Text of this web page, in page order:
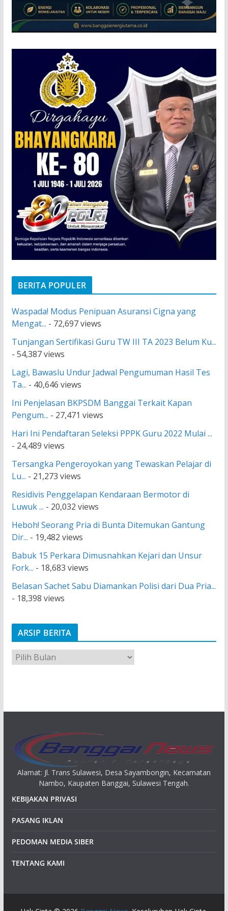
BERITA POPULER
Waspada! Modus Penipuan Asuransi Cigna yang
Mengat... - 72,697 views
Tunjangan Sertifikasi Guru TW III TA 2023 Belum Ku...
- 54,387 views
Lagi, Bawaslu Undur Jadwal Pengumuman Hasil Tes
Ta... - 40,646 views
Ini Penjelasan BKPSDM Banggai Terkait Kapan
Pengum... - 27,471 views
Hari Ini Pendaftaran Seleksi PPPK Guru 2022 Mulai ...
- 24,489 views
Tersangka Pengeroyokan yang Tewaskan Pelajar di
Lu... - 21,273 views
Residivis Penggelapan Kendaraan Bermotor di
Luwuk ... - 20,032 views
Heboh! Seorang Pria di Bunta Ditemukan Gantung
Dir... - 19,482 views
Babuk 15 Perkara Dimusnahkan Kejari dan Unsur
Fork... - 18,683 views
Belasan Sachet Sabu Diamankan Polisi dari Dua Pria...
- 18,398 views
ARSIP BERITA
A
r
Alamat: Jl. Trans Sulawesi, Desa Sayambongin, Kecamatan
Nambo, Kaupaten Banggai, Sulawesi Tengah.
KEBIJAKAN PRIVASI
PASANG IKLAN
PEDOMAN MEDIA SIBER
TENTANG KAMI